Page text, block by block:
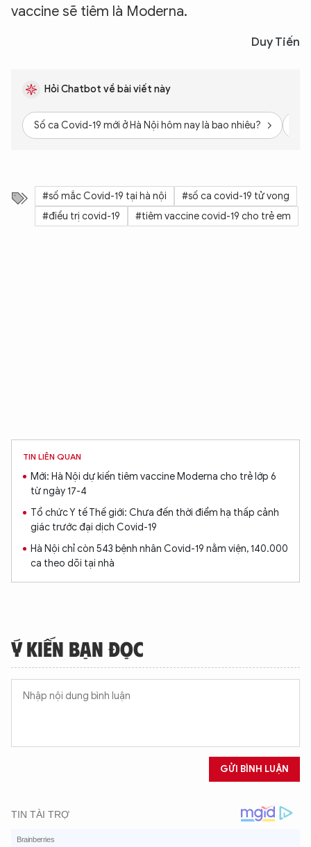
vaccine sẽ tiêm là Moderna.
Duy Tiến
Hỏi Chatbot về bài viết này
Số ca Covid-19 mới ở Hà Nội hôm nay là bao nhiêu?
#số mắc Covid-19 tại hà nội
#số ca covid-19 tử vong
#điều trị covid-19
#tiêm vaccine covid-19 cho trẻ em
TIN LIÊN QUAN
Mới: Hà Nội dự kiến tiêm vaccine Moderna cho trẻ lớp 6
từ ngày 17-4
Tổ chức Y tế Thế giới: Chưa đến thời điểm hạ thấp cảnh
giác trước đại dịch Covid-19
Hà Nội chỉ còn 543 bệnh nhân Covid-19 nằm viện, 140.000
ca theo dõi tại nhà
Ý KIẾN BẠN ĐỌC
GỬI BÌNH LUẬN